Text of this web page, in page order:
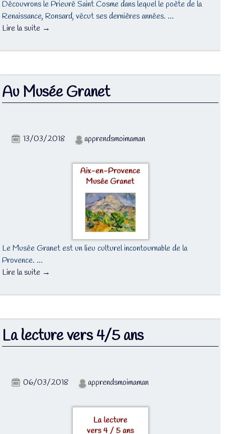
Découvrons le Prieuré Saint Cosme dans lequel le poète de la
Renaissance, Ronsard, vécut ses dernières années. …
Lire la suite →
Au Musée Granet
13/03/2018 apprendsmoimaman
Le Musée Granet est un lieu culturel incontournable de la
Provence. …
Lire la suite →
La lecture vers 4/5 ans
06/03/2018 apprendsmoimaman